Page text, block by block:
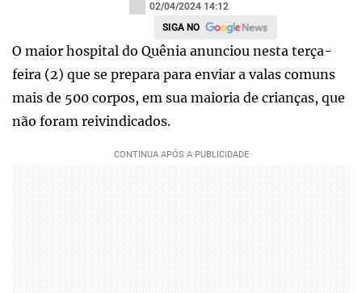
02/04/2024 14:12
SIGA NO
O maior hospital do Quênia anunciou nesta terça-
feira (2) que se prepara para enviar a valas comuns
mais de 500 corpos, em sua maioria de crianças, que
não foram reivindicados.